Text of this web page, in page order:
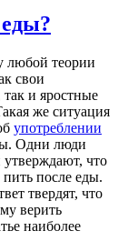
любой теории
свои
и яростные
же ситуация
употреблении
Одни люди
утверждают, что
после еды.
твердят, что
верить
наиболее